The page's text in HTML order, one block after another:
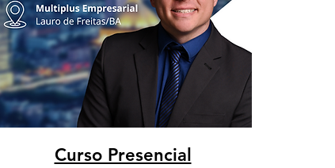
Curso Presencial